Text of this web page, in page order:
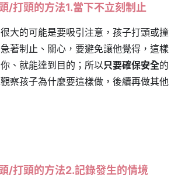
/打頭的方法1.當下不立刻制止
大的可能是要吸引注意，孩子打頭或撞
著制止、關心，要避免讓他覺得，這樣
、就能達到目的；所以只要確保安全的
察孩子為什麼要這樣做，後續再做其他
/打頭的方法2.記錄發生的情境